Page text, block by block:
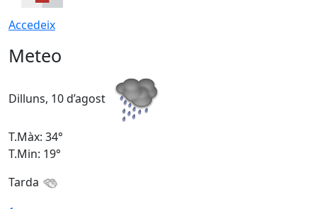
Accedeix
Meteo
Dilluns, 10 d’agost
T.Màx: 34°
T.Min: 19°
Tarda